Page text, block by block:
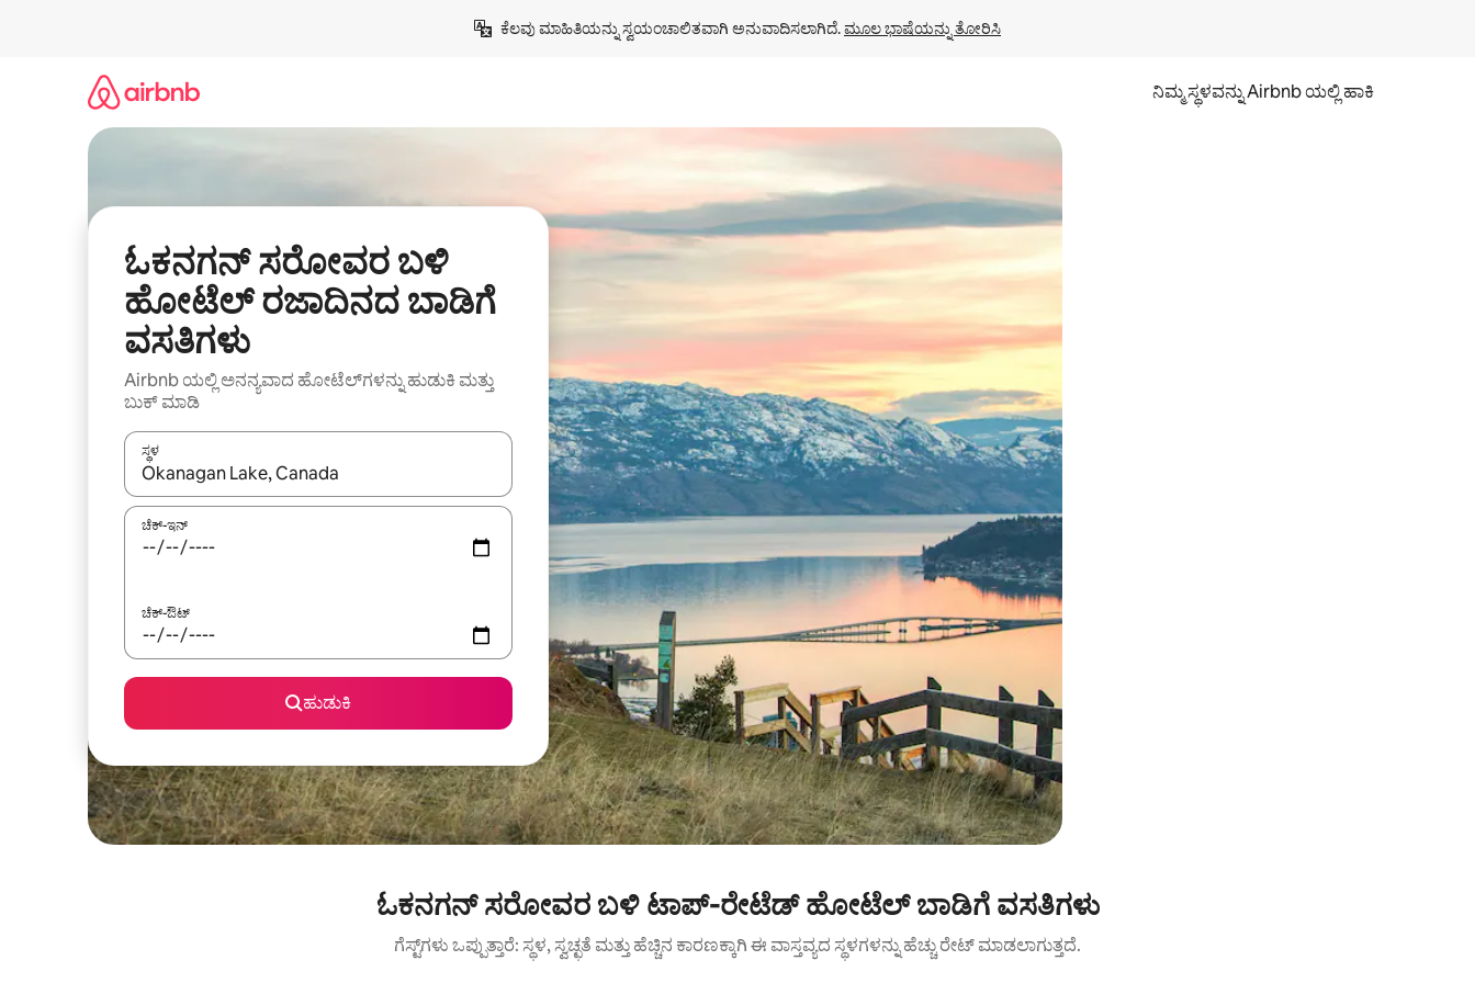
ಕೆಲವು ಮಾಹಿತಿಯನ್ನು ಸ್ವಯಂಚಾಲಿತವಾಗಿ ಅನುವಾದಿಸಲಾಗಿದೆ. ಮೂಲ ಭಾಷೆಯನ್ನು ತೋರಿಸಿ
ನಿಮ್ಮ ಸ್ಥಳವನ್ನು Airbnb ಯಲ್ಲಿ ಹಾಕಿ
ಓಕನಗನ್ ಸರೋವರ ಬಳಿ
ಹೋಟೆಲ್ ರಜಾದಿನದ ಬಾಡಿಗೆ
ವಸತಿಗಳು
Airbnb ಯಲ್ಲಿ ಅನನ್ಯವಾದ ಹೋಟೆಲ್‌ಗಳನ್ನು ಹುಡುಕಿ ಮತ್ತು
ಬುಕ್ ಮಾಡಿ
ಸ್ಥಳ
ಫಲಿತಾಂಶಗಳು ಲಭ್ಯವಿರುವಾಗ, ಅಪ್ ಮತ್ತು ಡೌನ್ ಬಾಣದ ಕೀಲಿಗಳೊಂದಿಗೆ ನ್ಯಾವಿಗೇಟ್ ಮಾಡಿ ಅಥವಾ ಸ್ಪರ್ಶ ಅಥವಾ ಸ್ವೈಪ್ ಗೆಸ್ಚರ್‌ಗಳ ಮೂಲಕ ಅನ್ವೇಷಿಸಿ.
ಚೆಕ್-ಇನ್
ಚೆಕ್-ಔಟ್
ಹುಡುಕಿ
ಓಕನಗನ್ ಸರೋವರ ಬಳಿ ಟಾಪ್-ರೇಟೆಡ್ ಹೋಟೆಲ್ ಬಾಡಿಗೆ ವಸತಿಗಳು
ಗೆಸ್ಟ್‌ಗಳು ಒಪ್ಪುತ್ತಾರೆ: ಸ್ಥಳ, ಸ್ವಚ್ಛತೆ ಮತ್ತು ಹೆಚ್ಚಿನ ಕಾರಣಕ್ಕಾಗಿ ಈ ವಾಸ್ತವ್ಯದ ಸ್ಥಳಗಳನ್ನು ಹೆಚ್ಚು ರೇಟ್ ಮಾಡಲಾಗುತ್ತದೆ.